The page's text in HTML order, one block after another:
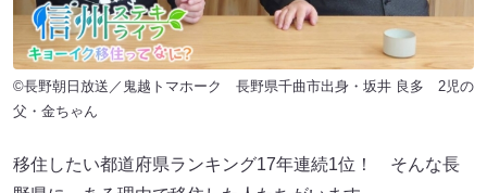
©長野朝日放送／鬼越トマホーク 長野県千曲市出身・坂井 良多 2児の
父・金ちゃん
移住したい都道府県ランキング17年連続1位！ そんな長